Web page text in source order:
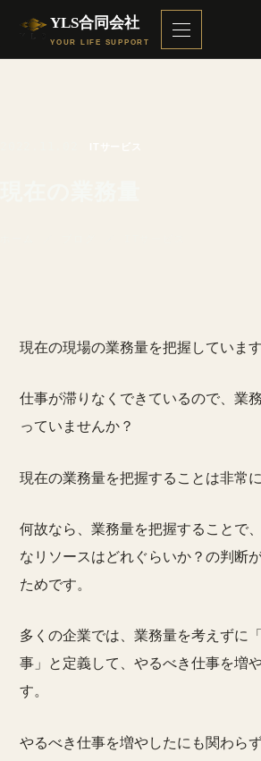
YLS合同会社
YOUR LIFE SUPPORT
現在の現場の業務量を把握していま
仕事が滞りなくできているので、業
っていませんか？
現在の業務量を把握することは非常
何故なら、業務量を把握することで
なリソースはどれぐらいか？の判断
ためです。
多くの企業では、業務量を考えずに
事」と定義して、やるべき仕事を増
す。
やるべき仕事を増やしたにも関わら